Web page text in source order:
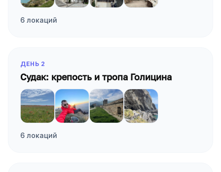
6 локаций
ДЕНЬ 2
Судак: крепость и тропа Голицина
6 локаций